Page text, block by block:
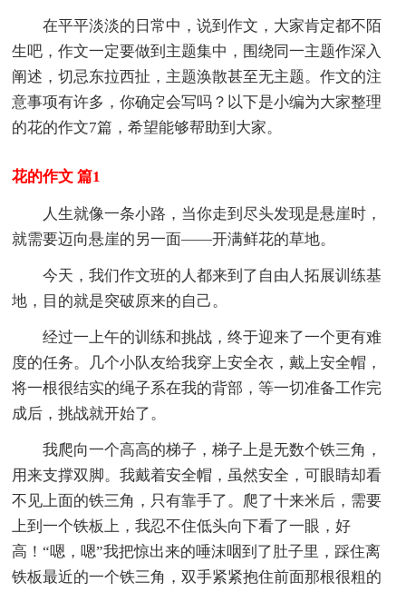
在平平淡淡的日常中，说到作文，大家肯定都不陌
生吧，作文一定要做到主题集中，围绕同一主题作深入
阐述，切忌东拉西扯，主题涣散甚至无主题。作文的注
意事项有许多，你确定会写吗？以下是小编为大家整理
的花的作文7篇，希望能够帮助到大家。
花的作文 篇1
人生就像一条小路，当你走到尽头发现是悬崖时，
就需要迈向悬崖的另一面——开满鲜花的草地。
今天，我们作文班的人都来到了自由人拓展训练基
地，目的就是突破原来的自己。
经过一上午的训练和挑战，终于迎来了一个更有难
度的任务。几个小队友给我穿上安全衣，戴上安全帽，
将一根很结实的绳子系在我的背部，等一切准备工作完
成后，挑战就开始了。
我爬向一个高高的梯子，梯子上是无数个铁三角，
用来支撑双脚。我戴着安全帽，虽然安全，可眼睛却看
不见上面的铁三角，只有靠手了。爬了十来米后，需要
上到一个铁板上，我忍不住低头向下看了一眼，好
高！“嗯，嗯”我把惊出来的唾沫咽到了肚子里，踩住离
铁板最近的一个铁三角，双手紧紧抱住前面那根很粗的